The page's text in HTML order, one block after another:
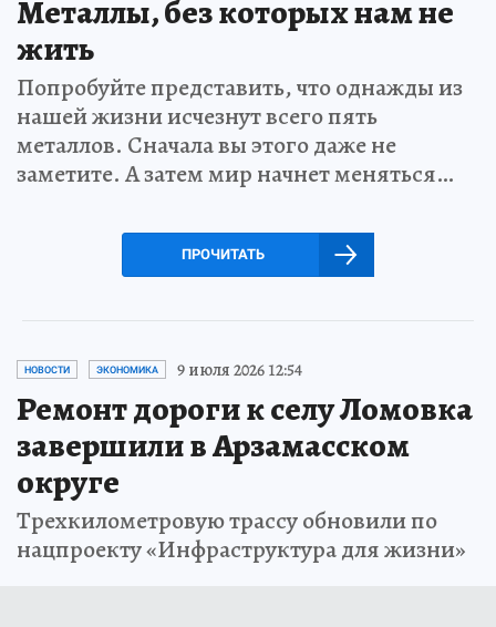
Металлы, без которых нам не
жить
Попробуйте представить, что однажды из
нашей жизни исчезнут всего пять
металлов. Сначала вы этого даже не
заметите. А затем мир начнет меняться…
ПРОЧИТАТЬ
НОВОСТИ ЭКОНОМИКА 9 июля 2026 12:54
Ремонт дороги к селу Ломовка
завершили в Арзамасском
округе
Трехкилометровую трассу обновили по
нацпроекту «Инфраструктура для жизни»